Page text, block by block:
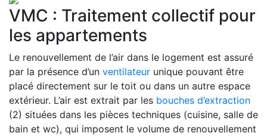
VMC : Traitement collectif pour
les appartements
Le renouvellement de l’air dans le logement est assuré
par la présence d’un ventilateur unique pouvant être
placé directement sur le toit ou dans un autre espace
extérieur. L’air est extrait par les bouches d’extraction
(2) situées dans les pièces techniques (cuisine, salle de
bain et wc), qui imposent le volume de renouvellement